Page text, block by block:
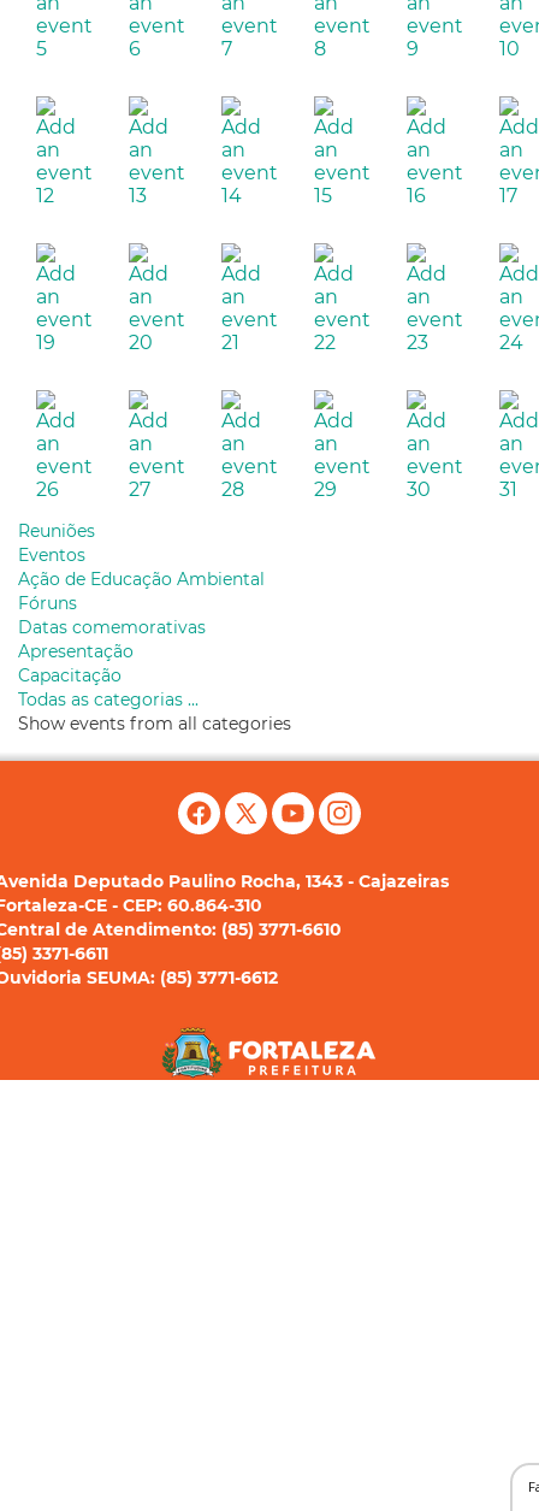
5 6 7 8 9 10
12 13 14 15 16 17
19 20 21 22 23 24
26 27 28 29 30 31
Reuniões
Eventos
Ação de Educação Ambiental
Fóruns
Datas comemorativas
Apresentação
Capacitação
Todas as categorias ...
Show events from all categories
Deputado Paulino Rocha, 1343 - Cajazeiras
CE - CEP: 60.864-310
de Atendimento: (85) 3771-6610
3371-6611
SEUMA: (85) 3771-6612